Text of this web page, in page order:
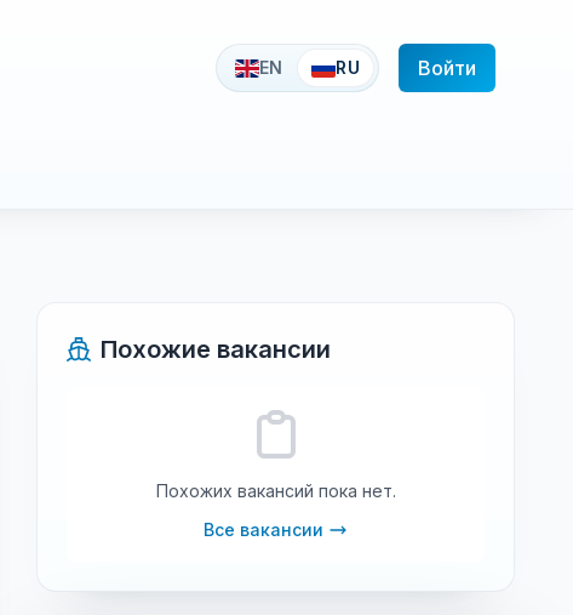
EN RU Войти
Похожие вакансии
Похожих вакансий пока нет.
Все вакансии